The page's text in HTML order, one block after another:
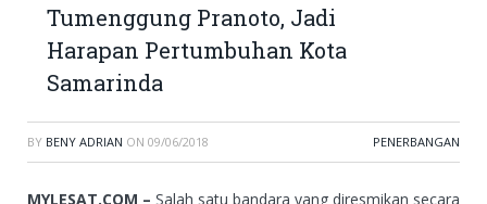
Tumenggung Pranoto, Jadi
Harapan Pertumbuhan Kota
Samarinda
BY BENY ADRIAN ON 09/06/2018 PENERBANGAN
MYLESAT.COM – Salah satu bandara yang diresmikan secara